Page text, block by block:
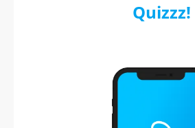
Quizzz!